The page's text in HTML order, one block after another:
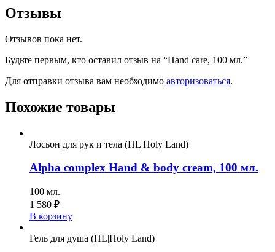
Отзывы
Отзывов пока нет.
Будьте первым, кто оставил отзыв на “Hand care, 100 мл.”
Для отправки отзыва вам необходимо авторизоваться.
Похожие товары
Лосьон для рук и тела (HL|Holy Land)
Alpha complex Hand & body cream, 100 мл.
100 мл.
1 580 ₽
В корзину
Гель для душа (HL|Holy Land)